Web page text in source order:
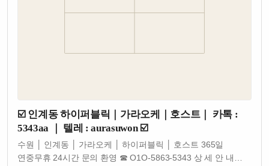
☑️ 인계동 하이퍼블릭｜가라오케｜호스트｜ 카톡 :
5343aa ｜ 텔레 : aurasuwon ☑️
수원 │ 인계동 │ 가라오케 │ 하이퍼블릭 │ 호스트 365일
연중무휴 24시간 문의 환영 ☎ O1O-5863-5343 상 세 안 내